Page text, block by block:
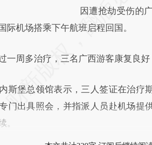
[https://
(https://
新观点和立场。
因遭抢劫受伤的
际机场搭乘下午航班启程回国。
周多治疗，三名广西游客康复良好
堡总领馆表示，三人签证在治疗
门出具照会，并指派人员赴机场提
。